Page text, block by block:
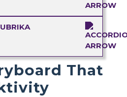
That